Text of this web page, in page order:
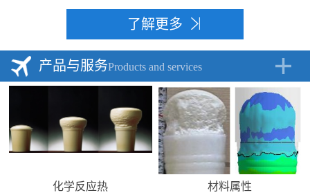
了解更多
产品与服务Products and services
化学反应热 材料属性